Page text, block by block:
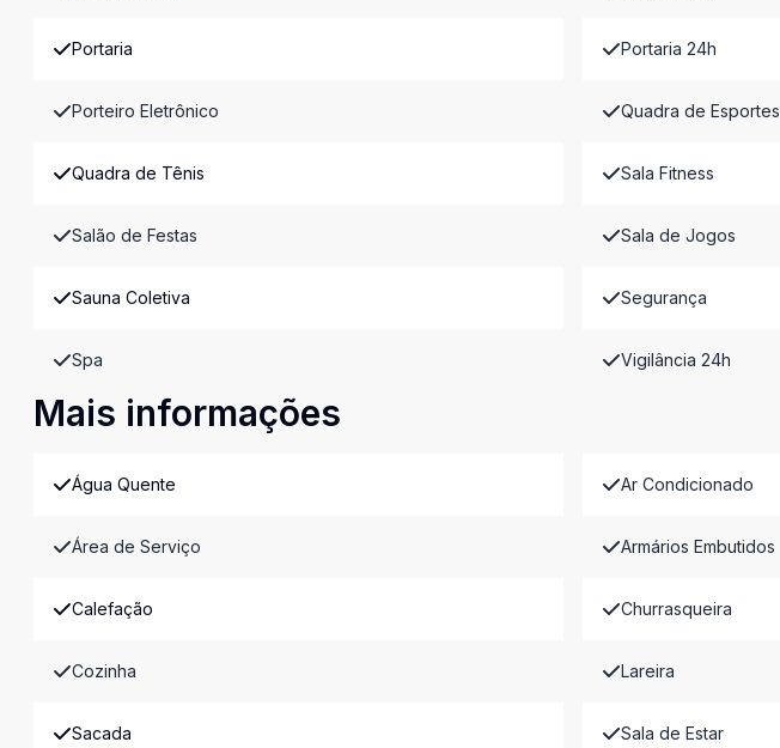
Portaria Portaria 24h
Porteiro Eletrônico Quadra de Esportes
Quadra de Tênis Sala Fitness
Salão de Festas Sala de Jogos
Sauna Coletiva Segurança
Spa Vigilância 24h
Mais informações
Água Quente Ar Condicionado
Área de Serviço Armários Embutidos
Calefação Churrasqueira
Cozinha Lareira
Sacada Sala de Estar